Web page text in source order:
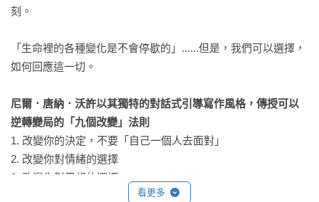
刻。
「生命裡的各種變化是不會停歇的」......但是，我們可以選擇，
如何回應這一切。
尼爾．唐納．沃許以其獨特的對話式引導寫作風格，傳授可以
逆轉變局的「九個改變」法則
1. 改變你的決定，不要「自己一個人去面對」
2. 改變你對情緒的選擇
3. 改變你對思想的選擇
看更多